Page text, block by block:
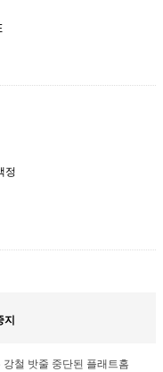
정
지
철 밧줄 중단된 플래트홈